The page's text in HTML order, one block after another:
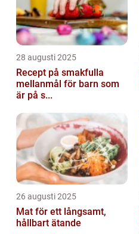
28 augusti 2025
Recept på smakfulla
mellanmål för barn som
är på s...
26 augusti 2025
Mat för ett långsamt,
hållbart ätande